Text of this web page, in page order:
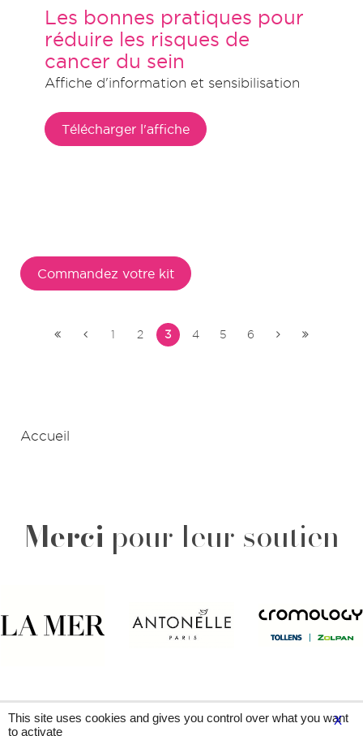
Les bonnes pratiques pour
réduire les risques de
cancer du sein
Affiche d'information et sensibilisation
Télécharger l'affiche
Commandez votre kit
1 2 3 4 5 6
Accueil
Merci pour leur soutien
Plan du site Contacts Légal & crédits